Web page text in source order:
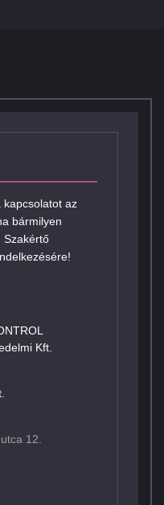
kapcsolatot az
bármilyen
Szakértő
Kft.
12.